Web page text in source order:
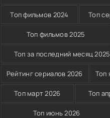
Топ фильмов 2024 Топ
Топ фильмов 2025
Топ за последний месяц 2025
Рейтинг сериалов 2026 Топ
Топ март 2026 Топ
Топ июнь 2026